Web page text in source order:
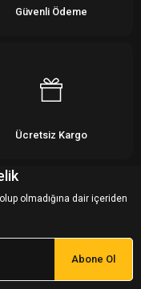
Güvenli Ödeme
Ücretsiz Kargo
olmadığına dair içeriden
Abone Ol